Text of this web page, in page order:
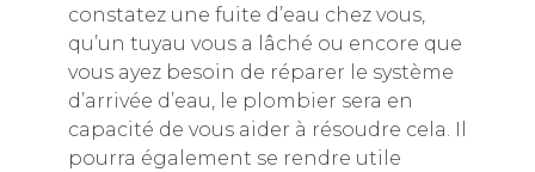
constatez une fuite d’eau chez vous,
qu’un tuyau vous a lâché ou encore que
vous ayez besoin de réparer le système
d’arrivée d’eau, le plombier sera en
capacité de vous aider à résoudre cela. Il
pourra également se rendre utile